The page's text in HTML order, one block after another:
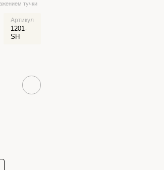
тучки
Артикул
1201-
SH